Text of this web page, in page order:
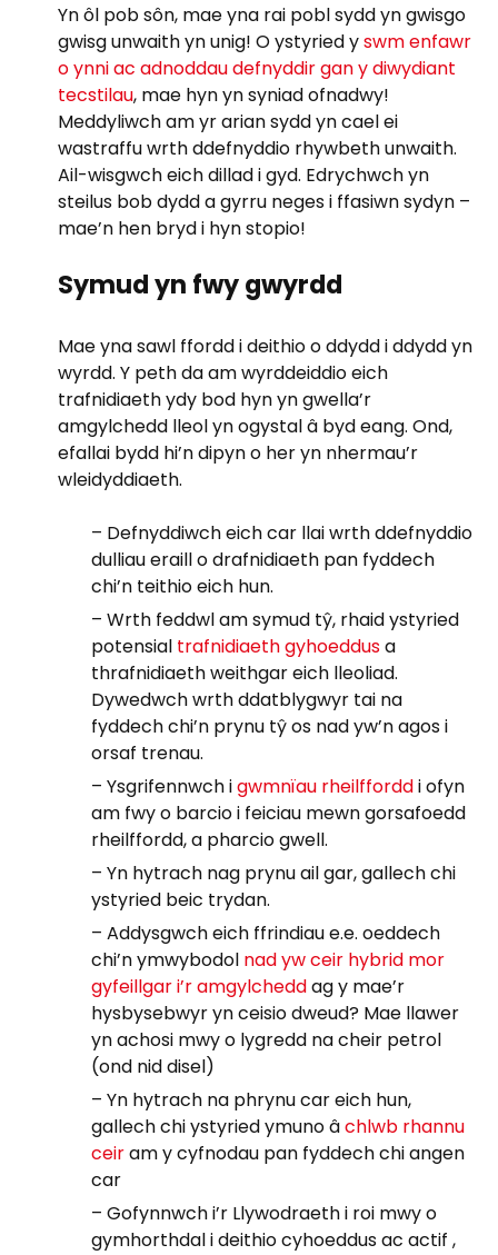
Yn ôl pob sôn, mae yna rai pobl sydd yn gwisgo
gwisg unwaith yn unig! O ystyried yswm enfawr
o ynni ac adnoddau defnyddir gan y diwydiant
tecstilau, mae hyn yn syniad ofnadwy!
Meddyliwch am yr arian sydd yn cael ei
wastraffu wrth ddefnyddio rhywbeth unwaith.
Ail-wisgwch eich dillad i gyd. Edrychwch yn
steilus bob dydd a gyrru neges i ffasiwn sydyn –
mae’n hen bryd i hyn stopio!
Symud yn fwy gwyrdd
Mae yna sawl ffordd i deithio o ddydd i ddydd yn
wyrdd. Y peth da am wyrddeiddio eich
trafnidiaeth ydy bod hyn yn gwella’r
amgylchedd lleol yn ogystal â byd eang. Ond,
efallai bydd hi’n dipyn o her yn nhermau’r
wleidyddiaeth.
– Defnyddiwch eich car llai wrth ddefnyddio
dulliau eraill o drafnidiaeth pan fyddech
chi’n teithio eich hun.
– Wrth feddwl am symud tŷ, rhaid ystyried
potensial trafnidiaeth gyhoeddusa
thrafnidiaeth weithgar eich lleoliad.
Dywedwch wrth ddatblygwyr tai na
fyddech chi’n prynu tŷ os nad yw’n agos i
orsaf trenau.
– Ysgrifennwch igwmnïau rheilfforddi ofyn
am fwy o barcio i feiciau mewn gorsafoedd
rheilffordd, a pharcio gwell.
– Yn hytrach nag prynu ail gar, gallech chi
ystyried beic trydan.
– Addysgwch eich ffrindiau e.e. oeddech
chi’n ymwybodol nad yw ceir hybrid mor
gyfeillgar i’r amgylcheddag y mae’r
hysbysebwyr yn ceisio dweud? Mae llawer
yn achosi mwy o lygredd na cheir petrol
(ond nid disel)
– Yn hytrach na phrynu car eich hun,
gallech chi ystyried ymuno âchlwb rhannu
ceiram y cyfnodau pan fyddech chi angen
car
– Gofynnwch i’r Llywodraeth i roi mwy o
gymhorthdal i deithio cyhoeddus ac actif ,